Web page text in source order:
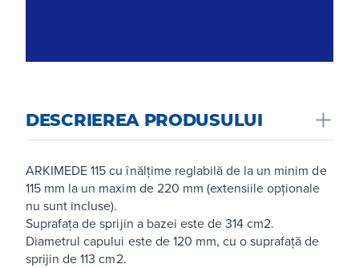
DESCRIEREA PRODUSULUI
ARKIMEDE 115 cu înălțime reglabilă de la un minim de
115 mm la un maxim de 220 mm (extensiile opționale
nu sunt incluse).
Suprafața de sprijin a bazei este de 314 cm2.
Diametrul capului este de 120 mm, cu o suprafață de
sprijin de 113 cm2.